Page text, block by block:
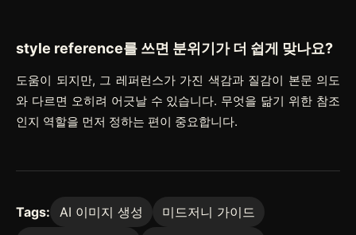
style reference를 쓰면 분위기가 더 쉽게 맞나요?
도움이 되지만, 그 레퍼런스가 가진 색감과 질감이 본문 의도
와 다르면 오히려 어긋날 수 있습니다. 무엇을 닮기 위한 참조
인지 역할을 먼저 정하는 편이 중요합니다.
Tags: AI 이미지 생성
미드저니 가이드